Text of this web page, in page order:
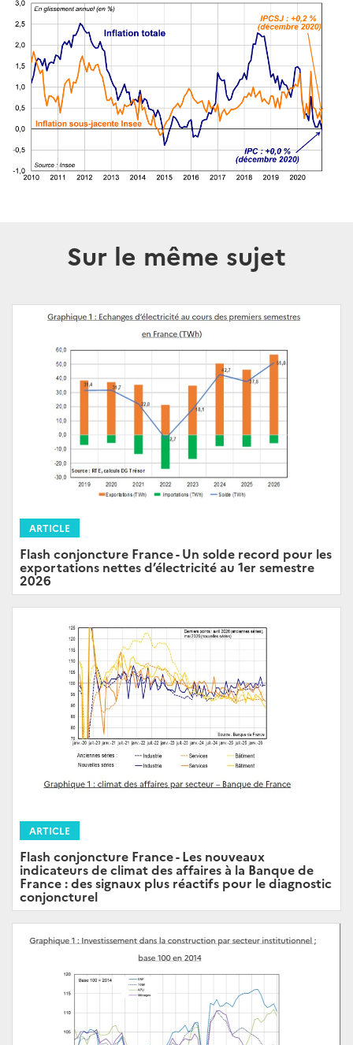
Sur le même sujet
ARTICLE
Flash conjoncture France - Un solde record pour les
exportations nettes d’électricité au 1er semestre
2026
ARTICLE
Flash conjoncture France - Les nouveaux
indicateurs de climat des affaires à la Banque de
France : des signaux plus réactifs pour le diagnostic
conjoncturel